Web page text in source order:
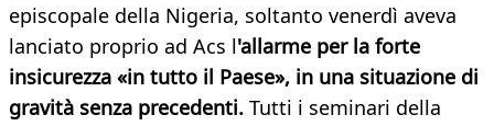
episcopale della Nigeria, soltanto venerdì aveva
lanciato proprio ad Acs l'allarme per la forte
insicurezza «in tutto il Paese», in una situazione di
gravità senza precedenti. Tutti i seminari della